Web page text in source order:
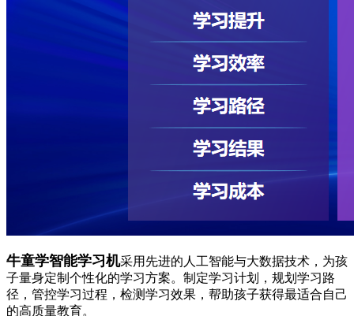
牛童学智能学习机采用先进的人工智能与大数据技术，为孩
子量身定制个性化的学习方案。制定学习计划，规划学习路
径，管控学习过程，检测学习效果，帮助孩子获得最适合自己
的高质量教育。